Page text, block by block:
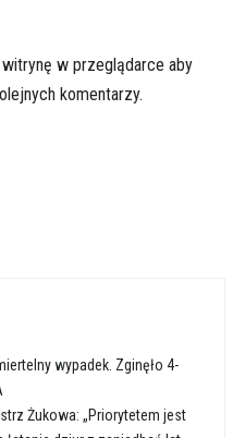
w przeglądarce aby
komentarzy.
wypadek. Zginęło 4-
Żukowa: „Priorytetem jest